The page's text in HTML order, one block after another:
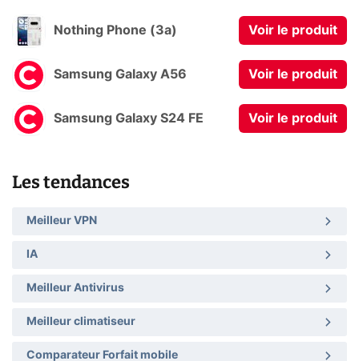
Nothing Phone (3a) Voir le produit
Samsung Galaxy A56 Voir le produit
Samsung Galaxy S24 FE Voir le produit
Les tendances
Meilleur VPN
IA
Meilleur Antivirus
Meilleur climatiseur
Comparateur Forfait mobile